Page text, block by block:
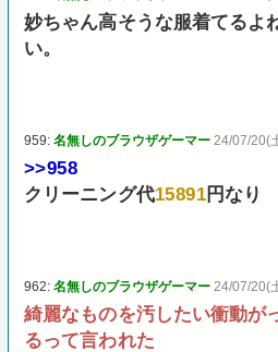
妙ちゃん高そうな服着てるよ
い。
959:名無しのブラウザゲーマー 24/07/20(
>>958
クリーニング代15891円なり
962:名無しのブラウザゲーマー 24/07/20(
綺麗なものを汚したい衝動が
るって言われた